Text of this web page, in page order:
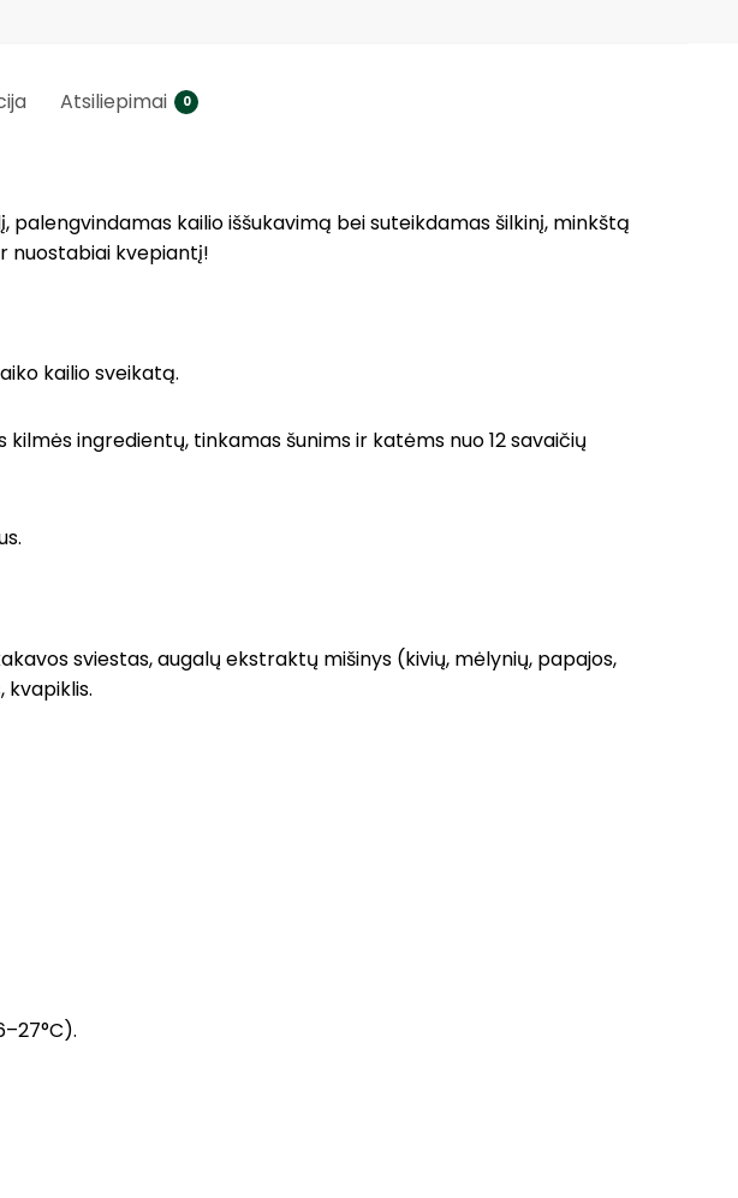
Atsiliepimai 0
kailio iššukavimą bei suteikdamas šilkinį, minkštą
nuostabiai kvepiantį!
kailio sveikatą.
ingredientų, tinkamas šunims ir katėms nuo 12 savaičių
sviestas, augalų ekstraktų mišinys (kivių, mėlynių, papajos,